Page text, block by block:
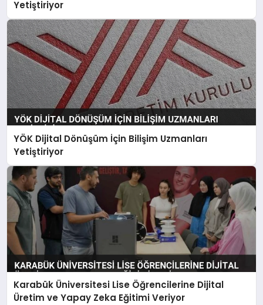
Yetiştiriyor
YÖK Dijital Dönüşüm İçin Bilişim Uzmanları
Yetiştiriyor
Karabük Üniversitesi Lise Öğrencilerine Dijital
Üretim ve Yapay Zeka Eğitimi Veriyor